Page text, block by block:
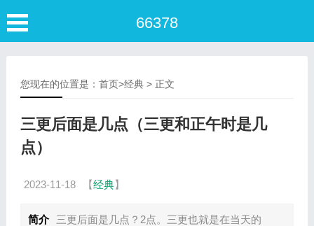
66378
您现在的位置是： 首页>经典> 正文
三更后面是几点（三更和正午时是几
点）
2023-11-18 【经典】
简介
三更后面是几点？2点。三更也就是在当天的